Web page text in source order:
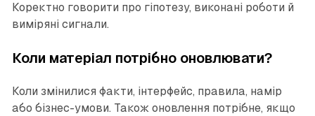
Коректно говорити про гіпотезу, виконані роботи й
виміряні сигнали.
Коли матеріал потрібно оновлювати?
Коли змінилися факти, інтерфейс, правила, намір
або бізнес-умови. Також оновлення потрібне, якщо